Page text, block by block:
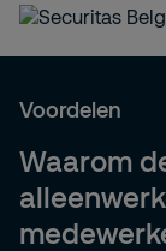
Voordelen
Waarom